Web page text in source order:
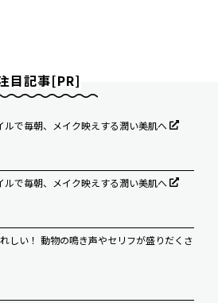
目記事[PR]
ルで毎朝、メイク映えする潤い美肌へ
ルで毎朝、メイク映えする潤い美肌へ
しい！ 動物の鳴き声やセリフが盛りだくさ